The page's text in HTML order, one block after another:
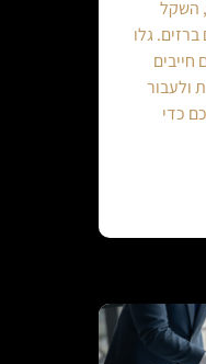
השקל
גלו
ולעבור
כדי